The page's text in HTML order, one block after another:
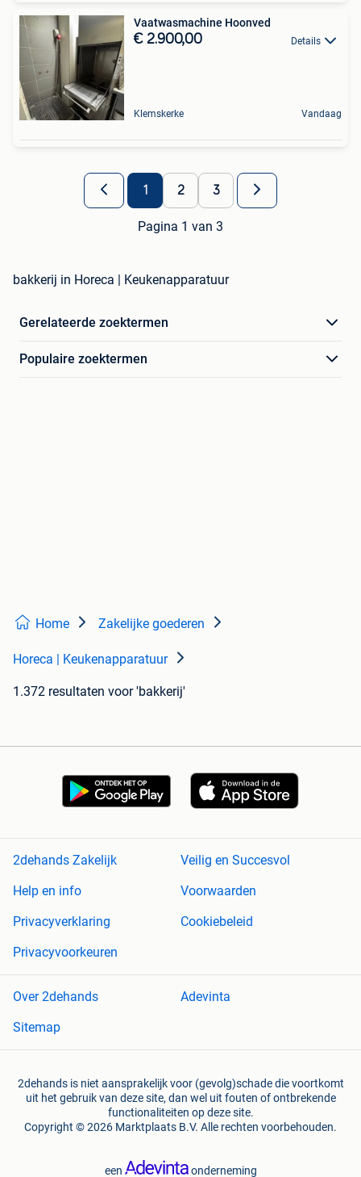
Vaatwasmachine Hoonved
€ 2.900,00 Details
Klemskerke Vandaag
1 2 3
Pagina 1 van 3
bakkerij in Horeca | Keukenapparatuur
Gerelateerde zoektermen
Populaire zoektermen
Home Zakelijke goederen
Horeca | Keukenapparatuur
1.372 resultaten voor 'bakkerij'
2dehands Zakelijk
Veilig en Succesvol
Help en info
Voorwaarden
Privacyverklaring
Cookiebeleid
Privacyvoorkeuren
Over 2dehands
Adevinta
Sitemap
2dehands is niet aansprakelijk voor (gevolg)schade die voortkomt
uit het gebruik van deze site, dan wel uit fouten of ontbrekende
functionaliteiten op deze site.
Copyright © 2026 Marktplaats B.V. Alle rechten voorbehouden.
een onderneming